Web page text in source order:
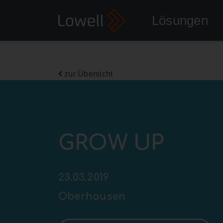
Lösungen
zur Übersicht
GROW UP
23.03.2019
Oberhausen